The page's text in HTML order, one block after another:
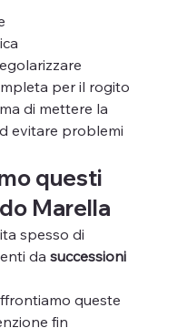
per il rogito
di mettere la
evitare problemi
questi
Marella
spesso di
da successioni
queste
fin